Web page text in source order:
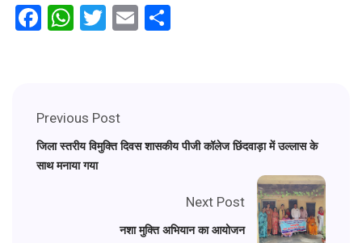
Facebook
WhatsApp
Twitter
Email
Previous Post
जिला स्तरीय विमुक्ति दिवस शासकीय पीजी कॉलेज छिंदवाड़ा में उल्लास के
साथ मनाया गया
Next Post
नशा मुक्ति अभियान का आयोजन